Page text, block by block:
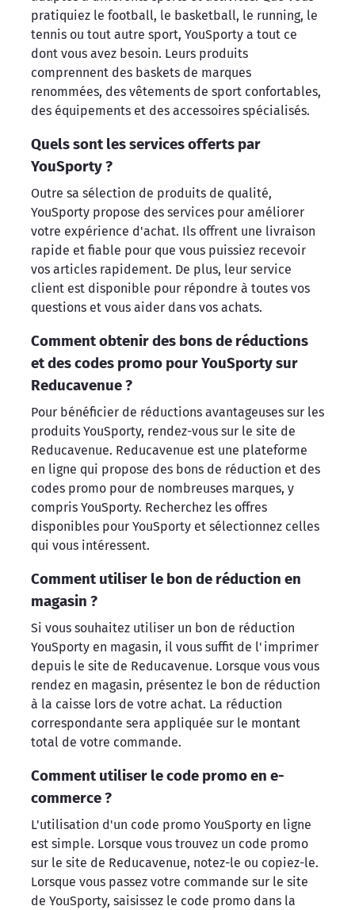
pratiquiez le football, le basketball, le running, le
tennis ou tout autre sport, YouSporty a tout ce
dont vous avez besoin. Leurs produits
comprennent des baskets de marques
renommées, des vêtements de sport confortables,
des équipements et des accessoires spécialisés.
Quels sont les services offerts par
YouSporty ?
Outre sa sélection de produits de qualité,
YouSporty propose des services pour améliorer
votre expérience d'achat. Ils offrent une livraison
rapide et fiable pour que vous puissiez recevoir
vos articles rapidement. De plus, leur service
client est disponible pour répondre à toutes vos
questions et vous aider dans vos achats.
Comment obtenir des bons de réductions
et des codes promo pour YouSporty sur
Reducavenue ?
Pour bénéficier de réductions avantageuses sur les
produits YouSporty, rendez-vous sur le site de
Reducavenue. Reducavenue est une plateforme
en ligne qui propose des bons de réduction et des
codes promo pour de nombreuses marques, y
compris YouSporty. Recherchez les offres
disponibles pour YouSporty et sélectionnez celles
qui vous intéressent.
Comment utiliser le bon de réduction en
magasin ?
Si vous souhaitez utiliser un bon de réduction
YouSporty en magasin, il vous suffit de l'imprimer
depuis le site de Reducavenue. Lorsque vous vous
rendez en magasin, présentez le bon de réduction
à la caisse lors de votre achat. La réduction
correspondante sera appliquée sur le montant
total de votre commande.
Comment utiliser le code promo en e-
commerce ?
L'utilisation d'un code promo YouSporty en ligne
est simple. Lorsque vous trouvez un code promo
sur le site de Reducavenue, notez-le ou copiez-le.
Lorsque vous passez votre commande sur le site
de YouSporty, saisissez le code promo dans la